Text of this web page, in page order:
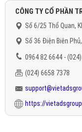
CÔNG TY CỔ PHẦN
Số 6/25 Thổ Quan,
Số 36 Điện Biên
0964 82 6644 -
(024) 6658 7378
https://